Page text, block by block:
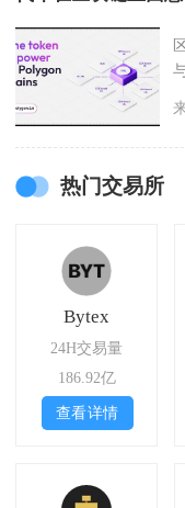
热门交易所
Bytex
24H交易量
186.92亿
查看详情